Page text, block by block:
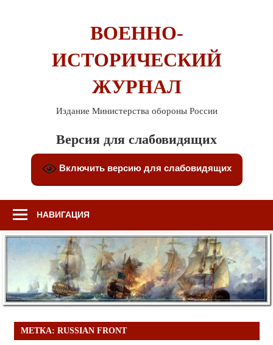
ВОЕННО-
ИСТОРИЧЕСКИЙ
ЖУРНАЛ
Издание Министерства обороны России
Версия для слабовидящих
Включить версию для слабовидящих
НАВИГАЦИЯ
МЕТКА: RUSSIAN FRONT